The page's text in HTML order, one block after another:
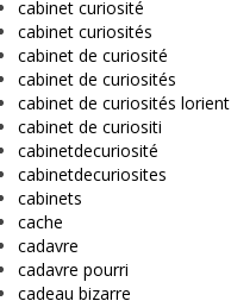
cabinet curiosité
cabinet curiosités
cabinet de curiosité
cabinet de curiosités
cabinet de curiosités lorient
cabinet de curiositi
cabinetdecuriosité
cabinetdecuriosites
cabinets
cache
cadavre
cadavre pourri
cadeau bizarre